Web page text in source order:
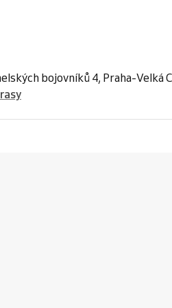
bojovníků 4, Praha-Velká